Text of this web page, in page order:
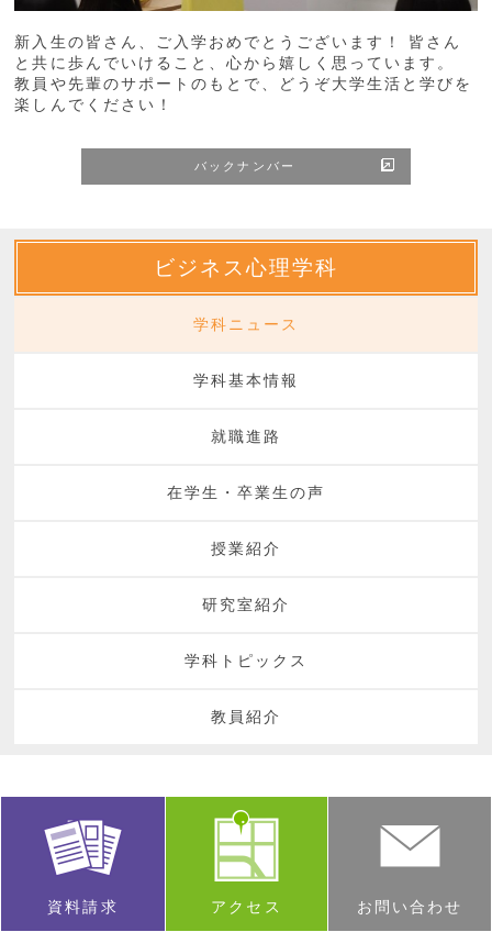
新入生の皆さん、ご入学おめでとうございます！ 皆さん
と共に歩んでいけること、心から嬉しく思っています。
教員や先輩のサポートのもとで、どうぞ大学生活と学びを
楽しんでください！
バックナンバー
ビジネス心理学科
学科ニュース
学科基本情報
就職進路
在学生・卒業生の声
授業紹介
研究室紹介
学科トピックス
教員紹介
資料請求 アクセス お問い合わせ